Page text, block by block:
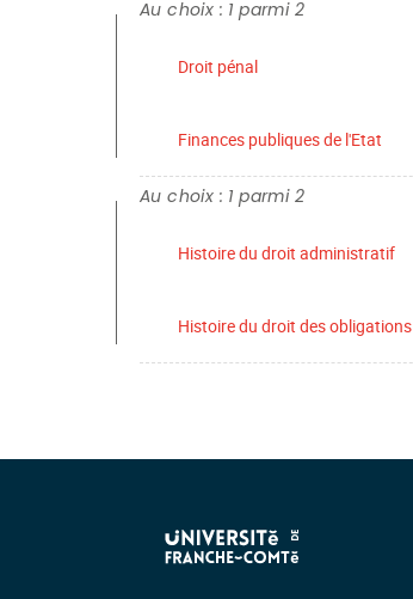
Au choix : 1 parmi 2
Droit pénal
Finances publiques de l'Etat
Au choix : 1 parmi 2
Histoire du droit administratif
Histoire du droit des obligations